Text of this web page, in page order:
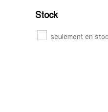
Stock
seulement en